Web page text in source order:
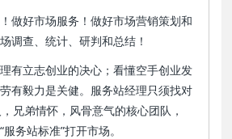
做好市场服务！做好市场营销策划和
调查、统计、研判和总结！
有立志创业的决心；看懂空手创业发
有毅力是关健。服务站经理只须找对
兄弟情怀，风骨意气的核心团队，
务站标准”打开市场。